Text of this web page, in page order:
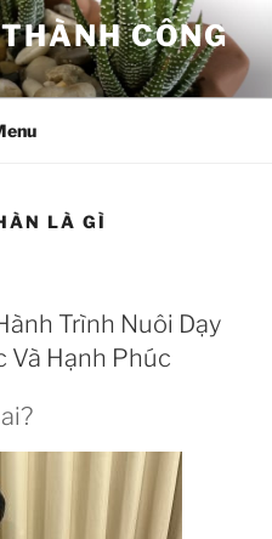
CÔNG
LÀ GÌ
Trình Nuôi Dạy
Và Hạnh Phúc